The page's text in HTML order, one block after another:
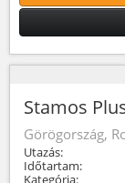
Stamos
Görögország,
Utazás:
Időtartam:
Kategória: